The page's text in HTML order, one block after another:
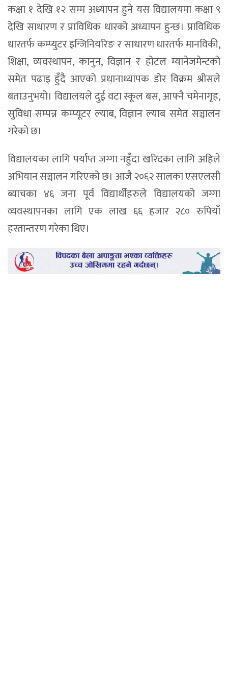
कक्षा १ देखि १२ सम्म अध्यापन हुने यस विद्यालयमा कक्षा ९
देखि साधारण र प्राविधिक धारको अध्यापन हुन्छ। प्राविधिक
धारतर्फ कम्प्युटर इन्जिनियरिङ र साधारण धारतर्फ मानविकी,
शिक्षा, व्यवस्थापन, कानुन, विज्ञान र होटल म्यानेजमेन्टको
समेत पढाइ हुँदै आएको प्रधानाध्यापक डोर विक्रम श्रीसले
बताउनुभयो। विद्यालयले दुई वटा स्कूल बस, आफ्नै चमेनागृह,
सुविधा सम्पन्न कम्प्यूटर ल्याब, विज्ञान ल्याब समेत सञ्चालन
गरेको छ।
विद्यालयका लागि पर्याप्त जग्गा नहुँदा खरिदका लागि अहिले
अभियान सञ्चालन गरिएको छ। आजै २०६२ सालका एसएलसी
ब्याचका ४६ जना पूर्व विद्यार्थीहरुले विद्यालयको जग्गा
व्यवस्थापनका लागि एक लाख ६६ हजार २८० रुपियाँ
हस्तान्तरण गरेका थिए।